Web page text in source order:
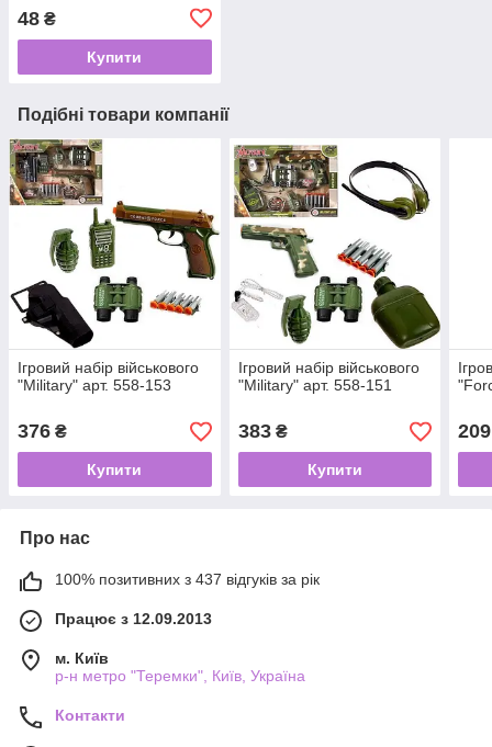
48 ₴
Купити
Подібні товари компанії
Ігровий набір військового
"Military" арт. 558-153
376 ₴
Купити
Ігровий набір військового
"Military" арт. 558-151
383₴
Купити
209
Про нас
100% позитивних з 437 відгуків за рік
Працює з 12.09.2013
м. Київ
р-н метро "Теремки", Київ, Україна
Контакти